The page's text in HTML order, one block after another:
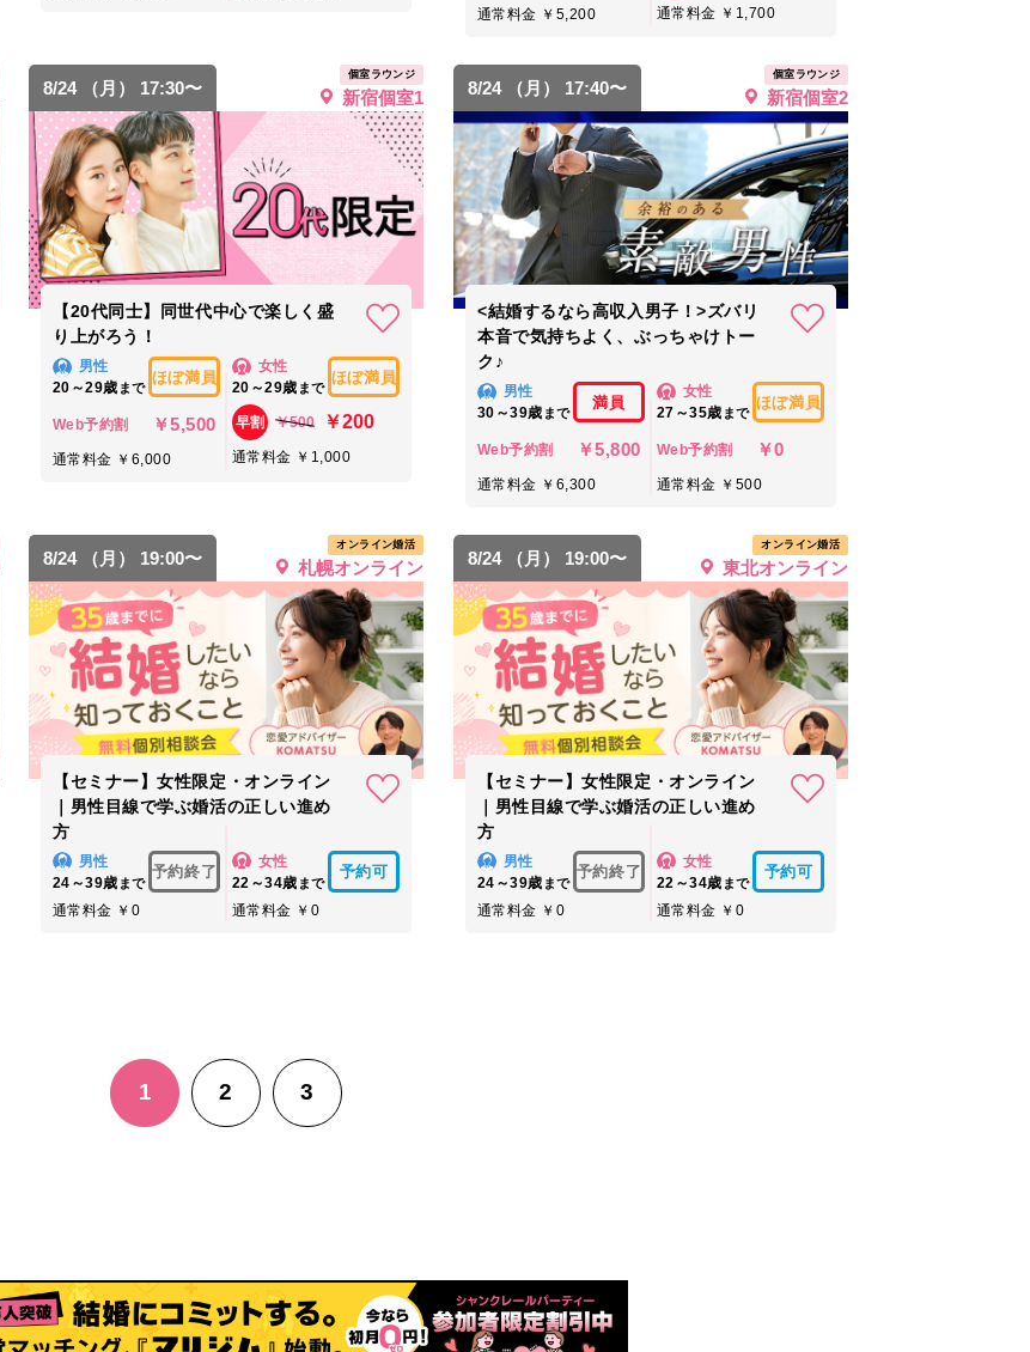
通常料金 ￥5,200 通常料金 ￥1,700
8/24 （月） 17:30〜
個室ラウンジ
新宿個室1
【20代同士】同世代中心で楽しく盛
り上がろう！
男性
20～29歳 まで
ほぼ満員
Web予約割 ￥5,500
通常料金 ￥6,000
女性
20～29歳 まで
ほぼ満員
早割 ￥500 ￥200
通常料金 ￥1,000
8/24 （月） 17:40〜
個室ラウンジ
新宿個室2
<結婚するなら高収入男子！>ズバリ
本音で気持ちよく、ぶっちゃけトー
ク♪
男性
30～39歳 まで
満員
Web予約割 ￥5,800
通常料金 ￥6,300
女性
27～35歳 まで
ほぼ満員
Web予約割 ￥0
通常料金 ￥500
8/24 （月） 19:00〜
オンライン婚活
札幌オンライン
【セミナー】女性限定・オンライン
｜男性目線で学ぶ婚活の正しい進め
方
男性
24～39歳 まで
予約終了
通常料金 ￥0
女性
22～34歳 まで
予約可
通常料金 ￥0
8/24 （月） 19:00〜
オンライン婚活
東北オンライン
【セミナー】女性限定・オンライン
｜男性目線で学ぶ婚活の正しい進め
方
男性
24～39歳 まで
予約終了
通常料金 ￥0
女性
22～34歳 まで
予約可
通常料金 ￥0
1 2 3